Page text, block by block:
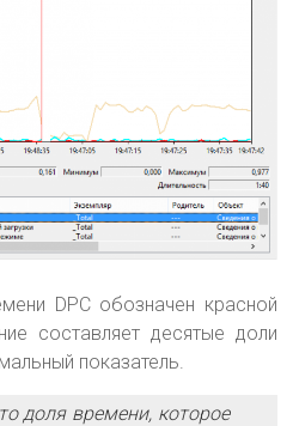
DPC обозначен красной
составляет десятые доли
показатель.
доля времени, которое